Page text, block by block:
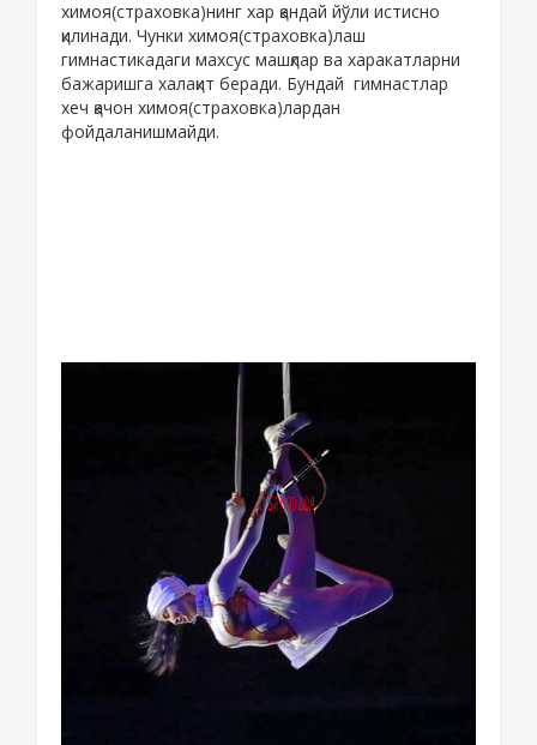
химоя(страховка)нинг хар қандай йўли истисно
қилинади. Чунки химоя(страховка)лаш
гимнастикадаги махсус машқлар ва харакатларни
бажаришга халақит беради. Бундай гимнастлар
хеч қачон химоя(страховка)лардан
фойдаланишмайди.